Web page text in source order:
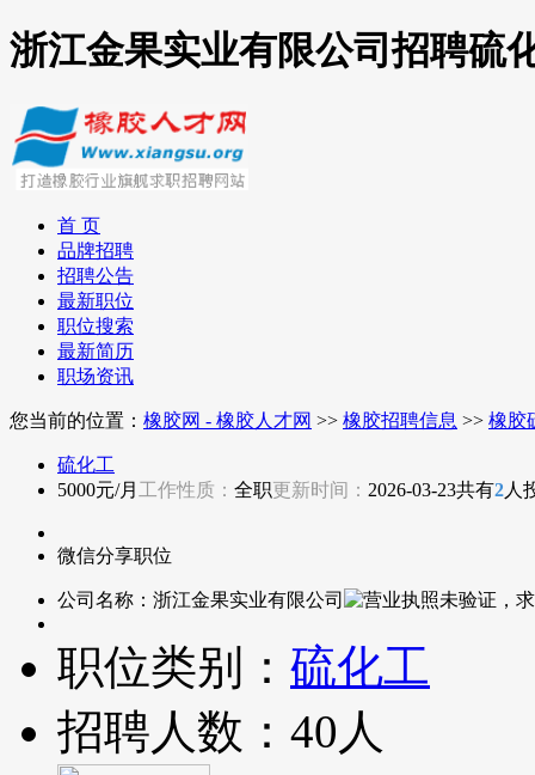
浙江金果实业有限公司招聘硫
首 页
品牌招聘
招聘公告
最新职位
职位搜索
最新简历
职场资讯
您当前的位置： 橡胶网 - 橡胶人才网 >> 橡胶招聘信息 >> 橡胶
硫化工
5000元/月 工作性质： 全职更新时间： 2026-03-23共有2人
微信分享职位
公司名称： 浙江金果实业有限公司
职位类别： 硫化工
招聘人数： 40人